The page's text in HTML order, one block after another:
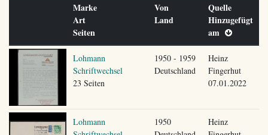
Marke
Art
Seiten
Von
Land
Quelle
Hinzugefügt
am
Lohmann
Schriftwechsel
23 Seiten
1950 - 1959
Deutschland
Heinz
Fingerhut
07.01.2022
Lohmann
1950
Heinz